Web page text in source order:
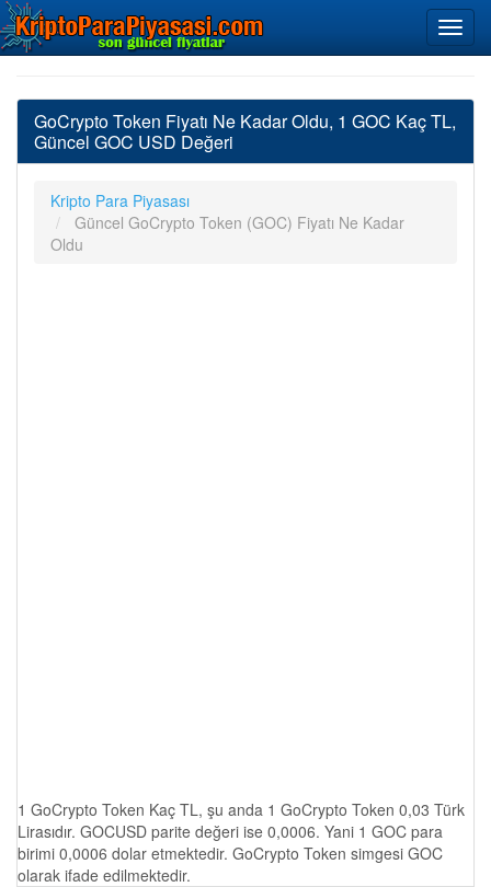
GoCrypto Token Fiyatı Ne Kadar Oldu, 1 GOC Kaç TL,
Güncel GOC USD Değeri
Kripto Para Piyasası
Güncel GoCrypto Token (GOC) Fiyatı Ne Kadar
Oldu
1 GoCrypto Token Kaç TL, şu anda 1 GoCrypto Token 0,03 Türk
Lirasıdır. GOCUSD parite değeri ise 0,0006. Yani 1 GOC para
birimi 0,0006 dolar etmektedir. GoCrypto Token simgesi GOC
olarak ifade edilmektedir.